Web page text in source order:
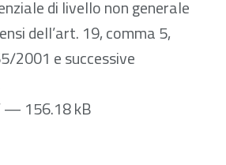
di livello non generale
dell’art. 19, comma 5,
2001 e successive
— 156.18 kB